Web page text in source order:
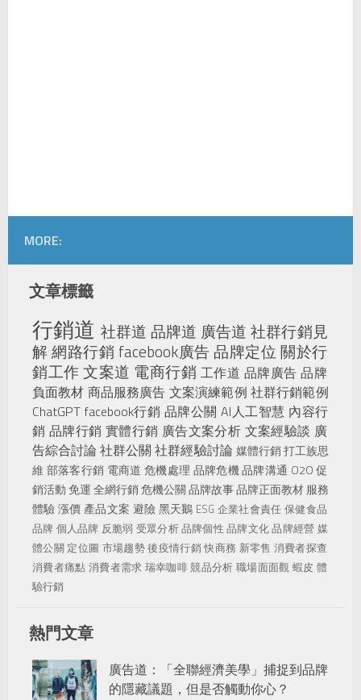
MORE:
文章標籤
行銷道 社群道 品牌道 廣告道 社群行銷見
解網路行銷 facebook廣告 品牌定位關於行
銷工作文案道 電商行銷 工作道 品牌廣告 品牌
負面教材 商品服務廣告 文案演練範例 社群行銷範例
ChatGPT facebook行銷 品牌公關 AI人工智慧 內容行
銷 品牌行銷 實體行銷 廣告文案分析 文案經驗談 廣
告綜合討論 社群公關 社群經驗討論 媒體行銷打工族思
維部落客行銷 電商道 危機處理品牌危機品牌溝通 O2O促
銷活動免運全網行銷危機公關品牌故事品牌正面教材服務
體驗漲價產品文案 避險黑天鵝 ESG 企業社會責任 保健食品
品牌 個人品牌 反脆弱 受眾分析品牌個性 品牌文化品牌經營 媒
體公關 定位圖 市場趨勢後疫情行銷快商務 新零售 消費者探查
消費者痛點 消費者需求 瑞幸咖啡競品分析 職場面面觀 蝦皮 體
驗行銷
熱門文章
廣告道：「全聯經濟美學」捕捉到品牌
的隱藏議題，但是否觸動你心？